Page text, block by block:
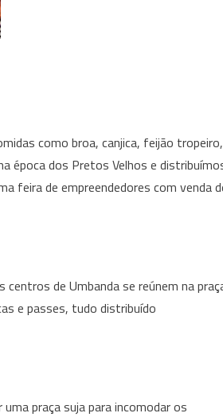
como broa, canjica, feijão tropeiro,
época dos Pretos Velhos e
feira de empreendedores com venda
de Umbanda se reúnem na
e passes, tudo distribuído
praça suja para incomodar os